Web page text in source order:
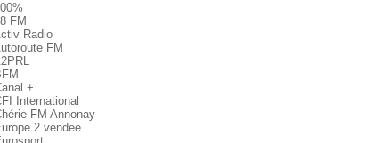
FM
Radio
FM
+
International
FM Annonay
2 vendee